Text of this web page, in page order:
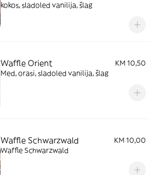
kokos, sladoled vanilija, šlag
Waffle Orient
KM 10,50
Med, orasi, sladoled vanilija, šlag
Waffle Schwarzwald
KM 10,00
Waffle Schwarzwald